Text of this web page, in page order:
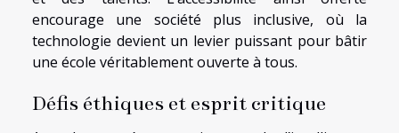
encourage une société plus inclusive, où la
technologie devient un levier puissant pour bâtir
une école véritablement ouverte à tous.
Défis éthiques et esprit critique